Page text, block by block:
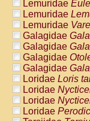
Atelidae
Atelidae
Atelidae
AtelidaeAteles
AtelidaeAteles
AtelidaeAteles
AtelidaeAteles
Atelidae
Atelidae
Pitheciidae
Pitheciidae
Lemuridae
Lemuridae
Lemuridae
Galagidae
Galagidae
Galagidae
Galagidae
Loridae Loris
Loridae
Loridae
Loridae